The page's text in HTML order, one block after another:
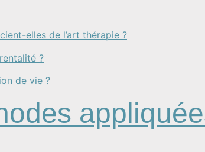
elles de l’art thérapie ?
?
de vie ?